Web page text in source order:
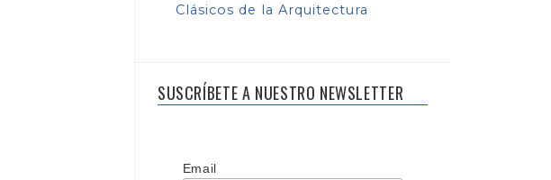
Clásicos de la Arquitectura
SUSCRÍBETE A NUESTRO NEWSLETTER
Email